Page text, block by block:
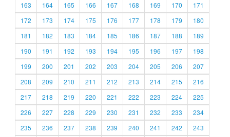
163
164 165 166 167 168 169 170
171
172
173 174 175 176 177 178 179
180
181
182 183 184 185 186 187 188
189
190
191 192 193 194 195 196 197
198
199
200 201 202 203 204 205 206
207
208
209 210 211 212 213 214 215
216
217
218 219 220 221 222 223 224
225
226
227 228 229 230 231 232 233
234
235
236 237 238 239 240 241 242 243